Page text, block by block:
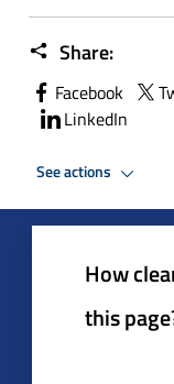
Share:
Facebook
LinkedIn
See actions
How
this